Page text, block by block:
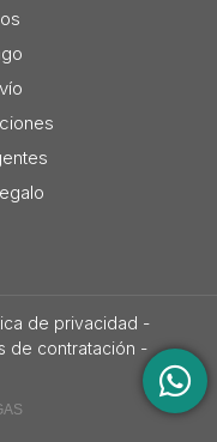
de privacidad -
de contratación -